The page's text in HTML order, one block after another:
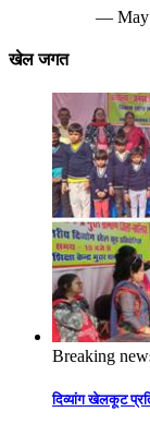
— May
खेल जगत
Breaking
दिव्यांग खेलकूट